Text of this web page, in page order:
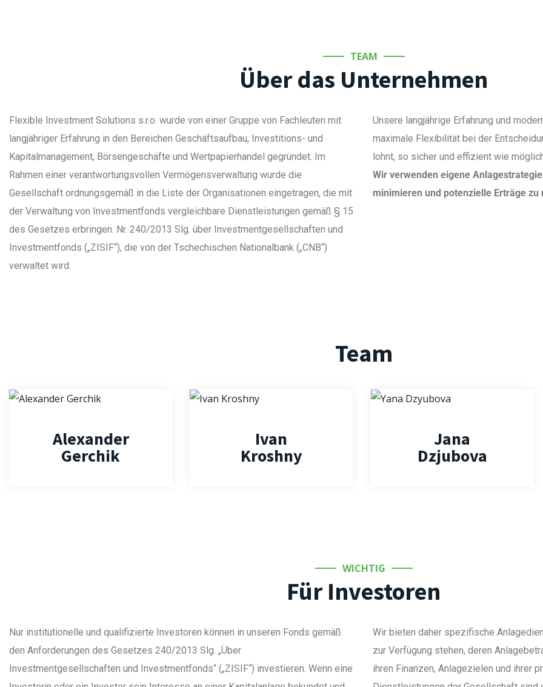
TEAM
Über das Unternehmen
Flexible Investment Solutions s.r.o. wurde von einer Gruppe von Fachleuten mit
langjähriger Erfahrung in den Bereichen Geschäftsaufbau, Investitions- und
Kapitalmanagement, Börsengeschäfte und Wertpapierhandel gegründet. Im
Rahmen einer verantwortungsvollen Vermögensverwaltung wurde die
Gesellschaft ordnungsgemäß in die Liste der Organisationen eingetragen, die mit
der Verwaltung von Investmentfonds vergleichbare Dienstleistungen gemäß § 15
des Gesetzes erbringen. Nr. 240/2013 Slg. über Investmentgesellschaften und
Investmentfonds („ZISIF“), die von der Tschechischen Nationalbank („CNB“)
verwaltet wird.
Unsere langjährige Erfahrung und
maximale Flexibilität bei der
lohnt, so sicher und effizient wie
Wir verwenden eigene
minimieren und potenzielle Erträge zu
Team
Alexander
Gerchik
Ivan
Kroshny
Jana
Dzjubova
WICHTIG
Für Investoren
Nur institutionelle und qualifizierte Investoren können in unseren Fonds gemäß
den Anforderungen des Gesetzes 240/2013 Slg. „Über
Investmentgesellschaften und Investmentfonds“ („ZISIF“) investieren. Wenn eine
Wir bieten daher spezifische
zur Verfügung stehen, deren
ihren Finanzen, Anlagezielen und ihrer